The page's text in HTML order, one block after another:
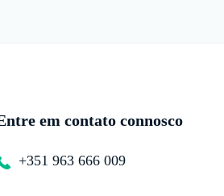
em contato connosco
+351 963 666 009